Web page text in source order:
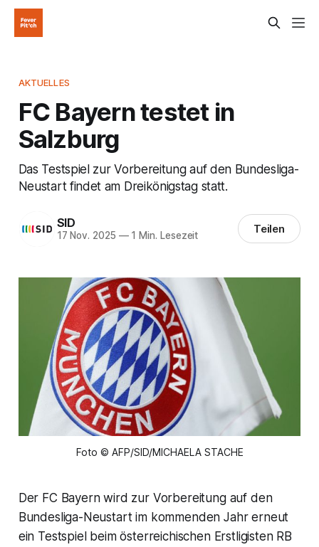
AKTUELLES
FC Bayern testet in
Salzburg
Das Testspiel zur Vorbereitung auf den Bundesliga-
Neustart findet am Dreikönigstag statt.
SID
17 Nov. 2025 —1 Min. Lesezeit Teilen
Foto © AFP/SID/MICHAELA STACHE
Der FC Bayern wird zur Vorbereitung auf den
Bundesliga-Neustart im kommenden Jahr erneut
ein Testspiel beim österreichischen Erstligisten RB